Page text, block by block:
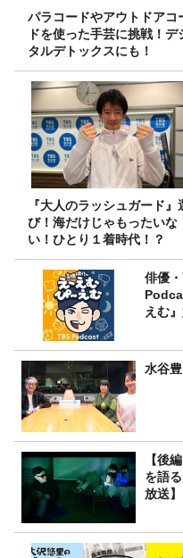
パラコードやアウトドアコ
ドを使った手芸に挑戦！デ
タルデトックスにも！
『大人のラッシュガード』
び！海だけじゃもったいな
い！ひとり１着時代！？
俳優
えむ
水谷
【後
を語
放送】